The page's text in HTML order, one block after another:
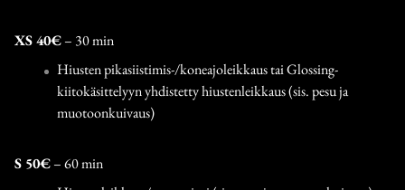
XS 40€– 30 min
Hiusten pikasiistimis-/koneajoleikkaus tai Glossing-
kiitokäsittelyyn yhdistetty hiustenleikkaus (sis. pesu ja
muotoonkuivaus)
S 50€– 60 min